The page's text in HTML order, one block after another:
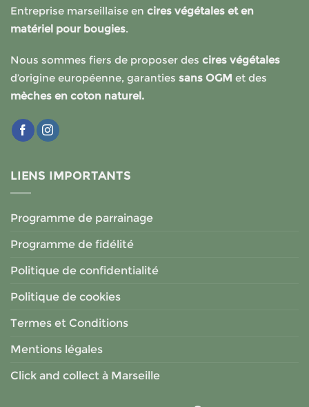
Entreprise marseillaise en cires végétales et en
matériel pour bougies.
Nous sommes fiers de proposer des cires végétales
d’origine européenne, garanties sans OGM et des
mèches en coton naturel.
LIENS IMPORTANTS
Programme de parrainage
Programme de fidélité
Politique de confidentialité
Politique de cookies
Termes et Conditions
Mentions légales
Click and collect à Marseille